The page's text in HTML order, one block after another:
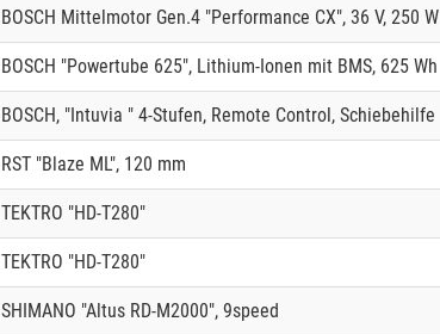
BOSCH Mittelmotor Gen.4 "Performance CX", 36 V, 250 W
BOSCH "Powertube 625", Lithium-Ionen mit BMS, 625 Wh
BOSCH, "Intuvia " 4-Stufen, Remote Control, Schiebehilfe
RST "Blaze ML", 120 mm
TEKTRO "HD-T280"
TEKTRO "HD-T280"
SHIMANO "Altus RD-M2000", 9speed